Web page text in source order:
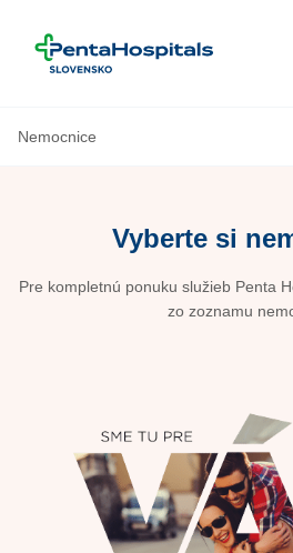
Vyberte si
Pre kompletnú ponuku služieb Penta
zo zoznamu